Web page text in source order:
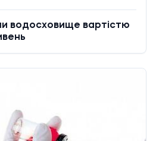
водосховище вартістю